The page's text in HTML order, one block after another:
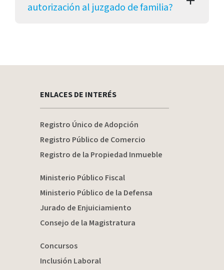
autorización al juzgado de familia?
ENLACES DE INTERÉS
Registro Único de Adopción
Registro Público de Comercio
Registro de la Propiedad Inmueble
Ministerio Público Fiscal
Ministerio Público de la Defensa
Jurado de Enjuiciamiento
Consejo de la Magistratura
Concursos
Inclusión Laboral